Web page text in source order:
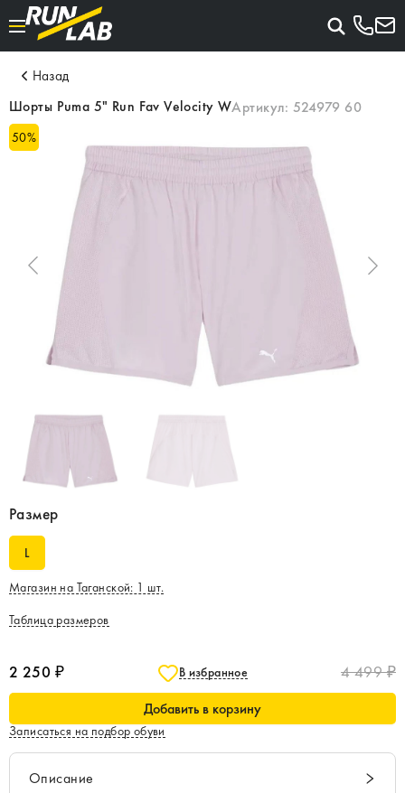
Назад
Шорты Puma 5" Run Fav Velocity WАртикул:524979 60
50%
Размер
L
Магазин на Таганской: 1 шт.
Таблица размеров
2 250 ₽ В избранное 4 499 ₽
Добавить в корзину
Записаться на подбор обуви
Описание